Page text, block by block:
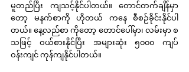
မူတည်ပြီး ကျသင့်နိုင်ပါတယ်။ တောင်တက်ချိန်မှာ
တော့ မနက်စာကို ဟိုတယ် ကနေ စီစဉ်ခိုင်းနိုင်ပါ
တယ်။ နေ့လည်စာ ကိုတော့ တောင်ပေါ်မှာ၊ လမ်းမှာ စ
သဖြင့် ဝယ်စားနိုင်ပြီး အများဆုံး ၅၀၀၀ ကျပ်
ဝန်းကျင် ကုန်ကျနိုင်ပါတယ်။